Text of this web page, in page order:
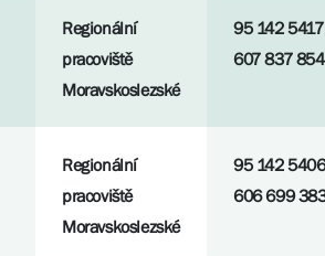
Regionální
pracoviště
Moravskoslezské
95 142
607 837 854
Regionální
pracoviště
Moravskoslezské
95 142
606 699